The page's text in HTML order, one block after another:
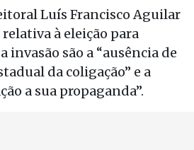
Luís Francisco Aguilar
à eleição para
são a “ausência de
da coligação” e a
a sua propaganda”.